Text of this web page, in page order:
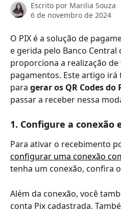
Escrito por Marilia Souza
6 de novembro de 2024
O PIX é a solução de
e gerida pelo Banco Central
proporciona a realização
pagamentos. Este artigo irá
para gerar os QR Codes do
passar a receber nessa
1. Configure a conexão
Para ativar o recebimento
configurar uma conexão
tenha um conexão, confira
Além da conexão, você
conta Pix cadastrada.